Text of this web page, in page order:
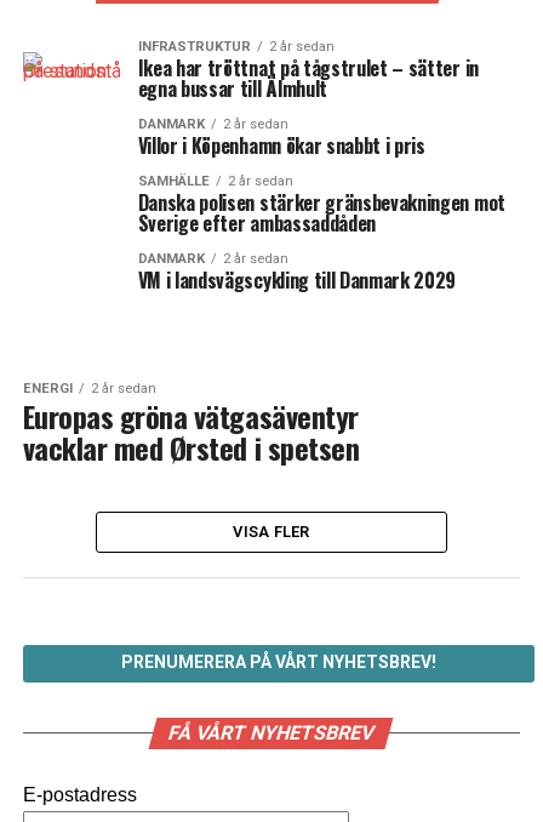
INFRASTRUKTUR 2 år sedan
Ikea har tröttnat på tågstrulet – sätter in
egna bussar till Älmhult
DANMARK 2 år sedan
Villor i Köpenhamn ökar snabbt i pris
SAMHÄLLE 2 år sedan
Danska polisen stärker gränsbevakningen mot
Sverige efter ambassaddåden
DANMARK 2 år sedan
VM i landsvägscykling till Danmark 2029
ENERGI 2 år sedan
Europas gröna vätgasäventyr
vacklar med Ørsted i spetsen
VISA FLER
PRENUMERERA PÅ VÅRT NYHETSBREV!
FÅ VÅRT NYHETSBREV
E-postadress